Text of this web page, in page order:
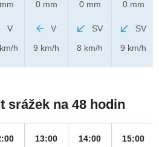
V
h
0 mm
V
9 km/h
0 mm
SV
8 km/h
0 mm
SV
9 km/h
srážek na 48 hodin
13:00
14:00
15:00